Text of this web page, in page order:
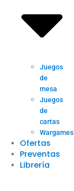
Juegos
de
mesa
Juegos
de
cartas
Wargames
Ofertas
Preventas
Librería